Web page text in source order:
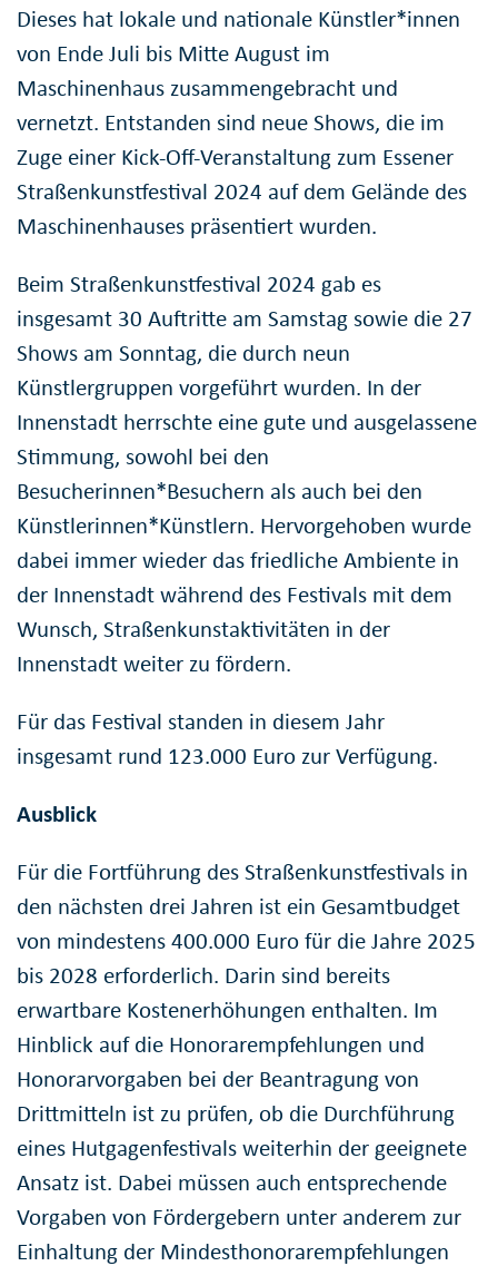
Dieses hat lokale und nationale Künstler*innen
von Ende Juli bis Mitte August im
Maschinenhaus zusammengebracht und
vernetzt. Entstanden sind neue Shows, die im
Zuge einer Kick-Off-Veranstaltung zum Essener
Straßenkunstfestival 2024 auf dem Gelände des
Maschinenhauses präsentiert wurden.
Beim Straßenkunstfestival 2024 gab es
insgesamt 30 Auftritte am Samstag sowie die 27
Shows am Sonntag, die durch neun
Künstlergruppen vorgeführt wurden. In der
Innenstadt herrschte eine gute und ausgelassene
Stimmung, sowohl bei den
Besucherinnen*Besuchern als auch bei den
Künstlerinnen*Künstlern. Hervorgehoben wurde
dabei immer wieder das friedliche Ambiente in
der Innenstadt während des Festivals mit dem
Wunsch, Straßenkunstaktivitäten in der
Innenstadt weiter zu fördern.
Für das Festival standen in diesem Jahr
insgesamt rund 123.000 Euro zur Verfügung.
Ausblick
Für die Fortführung des Straßenkunstfestivals in
den nächsten drei Jahren ist ein Gesamtbudget
von mindestens 400.000 Euro für die Jahre 2025
bis 2028 erforderlich. Darin sind bereits
erwartbare Kostenerhöhungen enthalten. Im
Hinblick auf die Honorarempfehlungen und
Honorarvorgaben bei der Beantragung von
Drittmitteln ist zu prüfen, ob die Durchführung
eines Hutgagenfestivals weiterhin der geeignete
Ansatz ist. Dabei müssen auch entsprechende
Vorgaben von Fördergebern unter anderem zur
Einhaltung der Mindesthonorarempfehlungen